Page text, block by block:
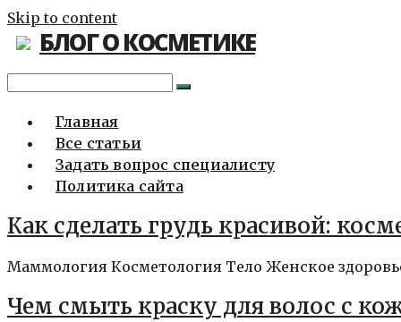
Skip to content
БЛОГ О КОСМЕТИКЕ
Главная
Все статьи
Задать вопрос специалисту
Политика сайта
Как сделать грудь красивой:
Маммология Косметология Тело Женское
Чем смыть краску для волос с